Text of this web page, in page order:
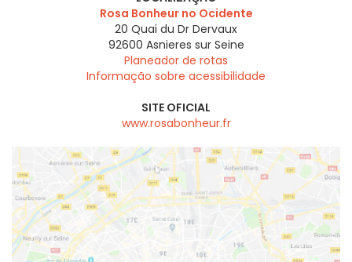
Rosa Bonheur no Ocidente
20 Quai du Dr Dervaux
92600 Asnieres sur Seine
Planeador de rotas
Informação sobre acessibilidade
SITE OFICIAL
www.rosabonheur.fr